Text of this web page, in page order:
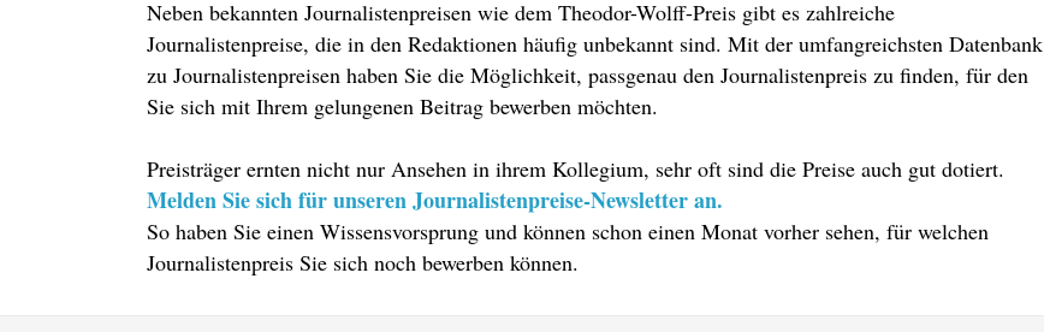
Neben bekannten Journalistenpreisen wie dem Theodor-Wolff-Preis gibt es zahlreiche
Journalistenpreise, die in den Redaktionen häufig unbekannt sind. Mit der umfangreichsten Datenbank
zu Journalistenpreisen haben Sie die Möglichkeit, passgenau den Journalistenpreis zu finden, für den
Sie sich mit Ihrem gelungenen Beitrag bewerben möchten.
Preisträger ernten nicht nur Ansehen in ihrem Kollegium, sehr oft sind die Preise auch gut dotiert.
Melden Sie sich für unseren Journalistenpreise-Newsletter an.
So haben Sie einen Wissensvorsprung und können schon einen Monat vorher sehen, für welchen
Journalistenpreis Sie sich noch bewerben können.